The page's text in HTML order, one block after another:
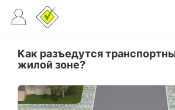
Как разъедутся
жилой зоне?